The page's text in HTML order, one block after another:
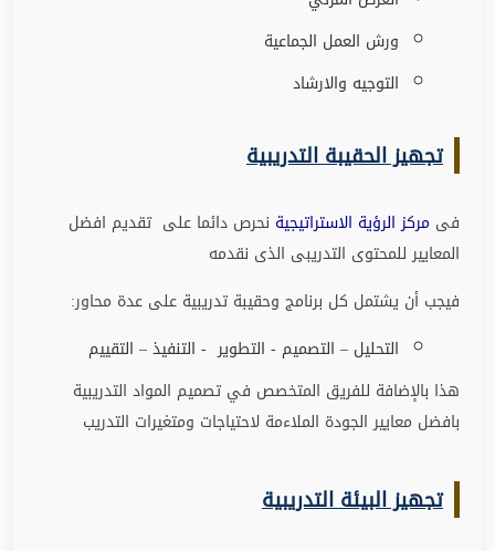
ورش العمل الجماعية
التوجيه والارشاد
تجهيز الحقيبة التدريبية
فى مركز الرؤية الاستراتيجية نحرص دائما على تقديم افضل
المعايير للمحتوى التدريبى الذى نقدمه
فيجب أن يشتمل كل برنامج وحقيبة تدريبية على عدة محاور:
التحليل – التصميم - التطوير - التنفيذ – التقييم
هذا بالإضافة للفريق المتخصص في تصميم المواد التدريبية
بافضل معايير الجودة الملاءمة لاحتياجات ومتغيرات التدريب
تجهيز البيئة التدريبية